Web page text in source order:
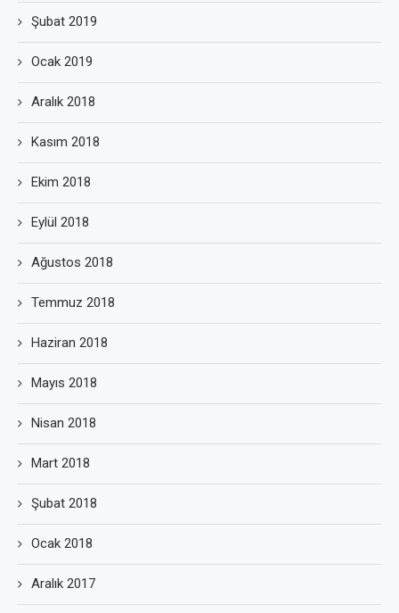
Şubat 2019
Ocak 2019
Aralık 2018
Kasım 2018
Ekim 2018
Eylül 2018
Ağustos 2018
Temmuz 2018
Haziran 2018
Mayıs 2018
Nisan 2018
Mart 2018
Şubat 2018
Ocak 2018
Aralık 2017